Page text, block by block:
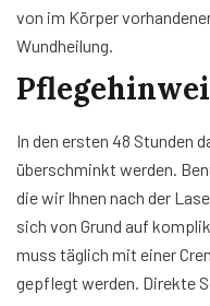
von im Körper
Wundheilung.
In den ersten 48 Stunden
überschminkt werden.
die wir Ihnen nach der
sich von Grund auf
muss täglich mit einer
gepflegt werden. Direkte